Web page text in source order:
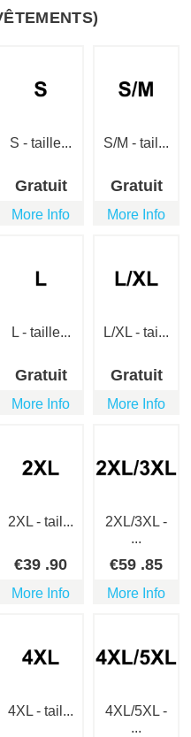
S - taille...
Gratuit
More Info
S/M - tail...
Gratuit
More Info
L - taille...
Gratuit
More Info
L/XL - tai...
Gratuit
More Info
2XL - tail...
€39 .90
More Info
2XL/3XL -
...
€59 .85
More Info
4XL - tail...
4XL/5XL -
...